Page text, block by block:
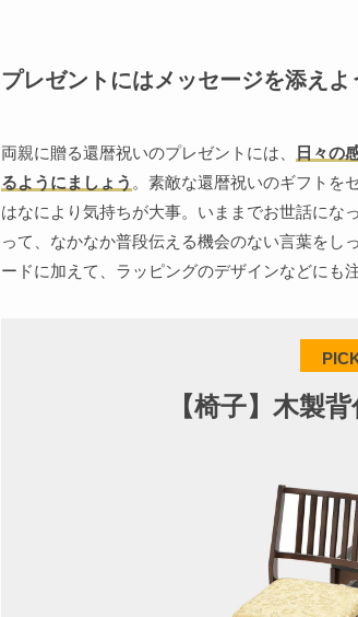
プレゼントにはメッセージを添えよ
両親に贈る還暦祝いのプレゼントには、
日々の
るようにましょう 。素敵な還暦祝いのギフトを
はなにより気持ちが大事。いままでお世話にな
って、なかなか普段伝える機会のない言葉をし
ードに加えて、ラッピングのデザインなどにも
【椅子】木製